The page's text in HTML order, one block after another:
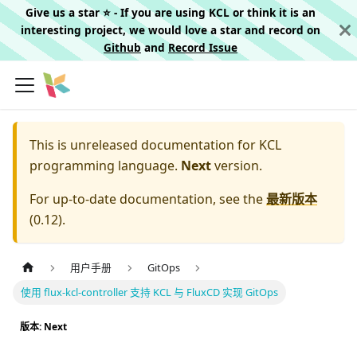
Give us a star ⭐️ - If you are using KCL or think it is an
interesting project, we would love a star and record on
Githuband Record Issue
This is unreleased documentation for KCL
programming language. Nextversion.
For up-to-date documentation, see the最新版本
(0.12).
用户手册
GitOps
使用 flux-kcl-controller 支持 KCL 与 FluxCD 实现 GitOps
版本: Next